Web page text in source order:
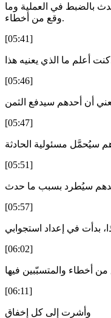
بالضبط في العملية وما
وقع من أخطاء.
[05:41]
[05:46]
[05:47]
[05:51]
[05:57]
[06:02]
[06:11]
وأشرت إلى كل إخفاق